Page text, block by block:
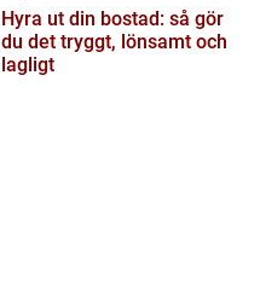
Hyra ut din bostad: så gör
du det tryggt, lönsamt och
lagligt